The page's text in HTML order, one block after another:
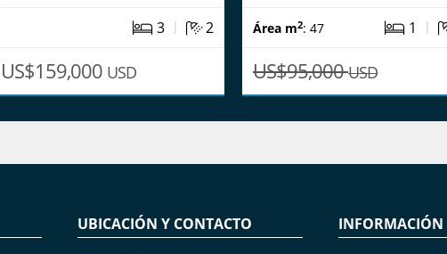
3 | 2
US$159,000 USD
Área m2: 47 1 |
US$95,000USD
UBICACIÓN Y CONTACTO INFORMACIÓN